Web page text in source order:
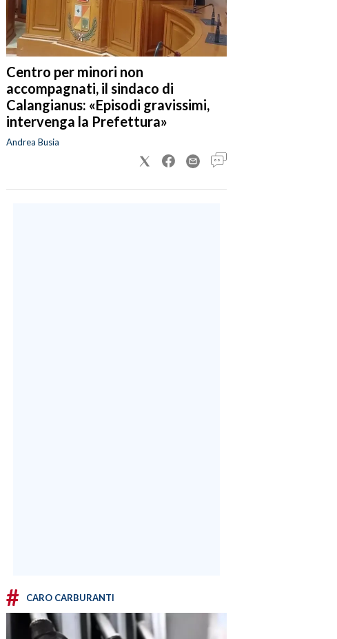
Centro per minori non
accompagnati, il sindaco di
Calangianus: «Episodi gravissimi,
intervenga la Prefettura»
Andrea Busia
# CARO CARBURANTI